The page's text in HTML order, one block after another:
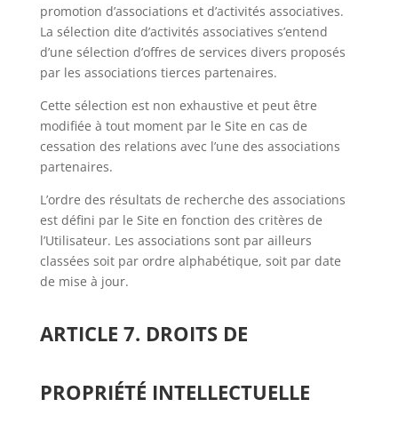
promotion d’associations et d’activités associatives.
La sélection dite d’activités associatives s’entend
d’une sélection d’offres de services divers proposés
par les associations tierces partenaires.
Cette sélection est non exhaustive et peut être
modifiée à tout moment par le Site en cas de
cessation des relations avec l’une des associations
partenaires.
L’ordre des résultats de recherche des associations
est défini par le Site en fonction des critères de
l’Utilisateur. Les associations sont par ailleurs
classées soit par ordre alphabétique, soit par date
de mise à jour.
ARTICLE 7. DROITS DE
PROPRIÉTÉ INTELLECTUELLE